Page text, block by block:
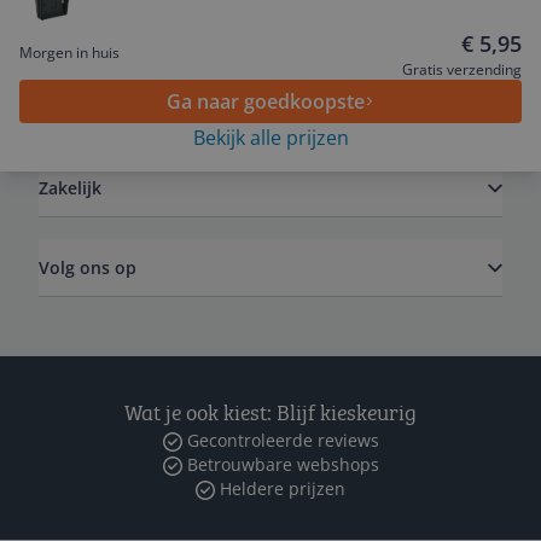
Morgen in huis € 5,95
Gratis verzending
Ga naar goedkoopste
Bekijk alle prijzen
Service
Zakelijk
Volg ons op
Wat je ook kiest: Blijf kieskeurig
Gecontroleerde reviews
Betrouwbare webshops
Heldere prijzen